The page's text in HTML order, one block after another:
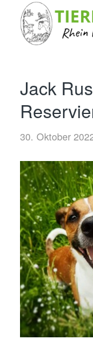
Jack
30. Oktober